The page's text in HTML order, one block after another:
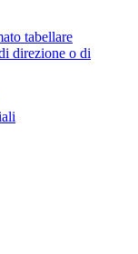
tabellare
direzione o di